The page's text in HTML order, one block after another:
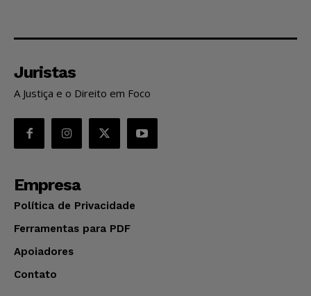
Juristas
A Justiça e o Direito em Foco
Empresa
Política de Privacidade
Ferramentas para PDF
Apoiadores
Contato